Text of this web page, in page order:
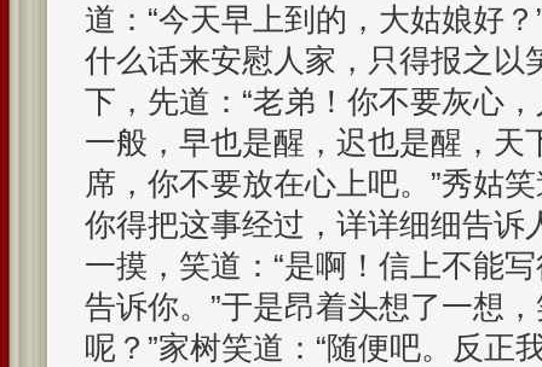
道：“今天早上到的，大姑娘好
什么话来安慰人家，只得报之以
下，先道：“老弟！你不要灰心
一般，早也是醒，迟也是醒，天
席，你不要放在心上吧。”秀姑
你得把这事经过，详详细细告诉
一摸，笑道：“是啊！信上不能
告诉你。”于是昂着头想了一想
呢？”家树笑道：“随便吧。反正